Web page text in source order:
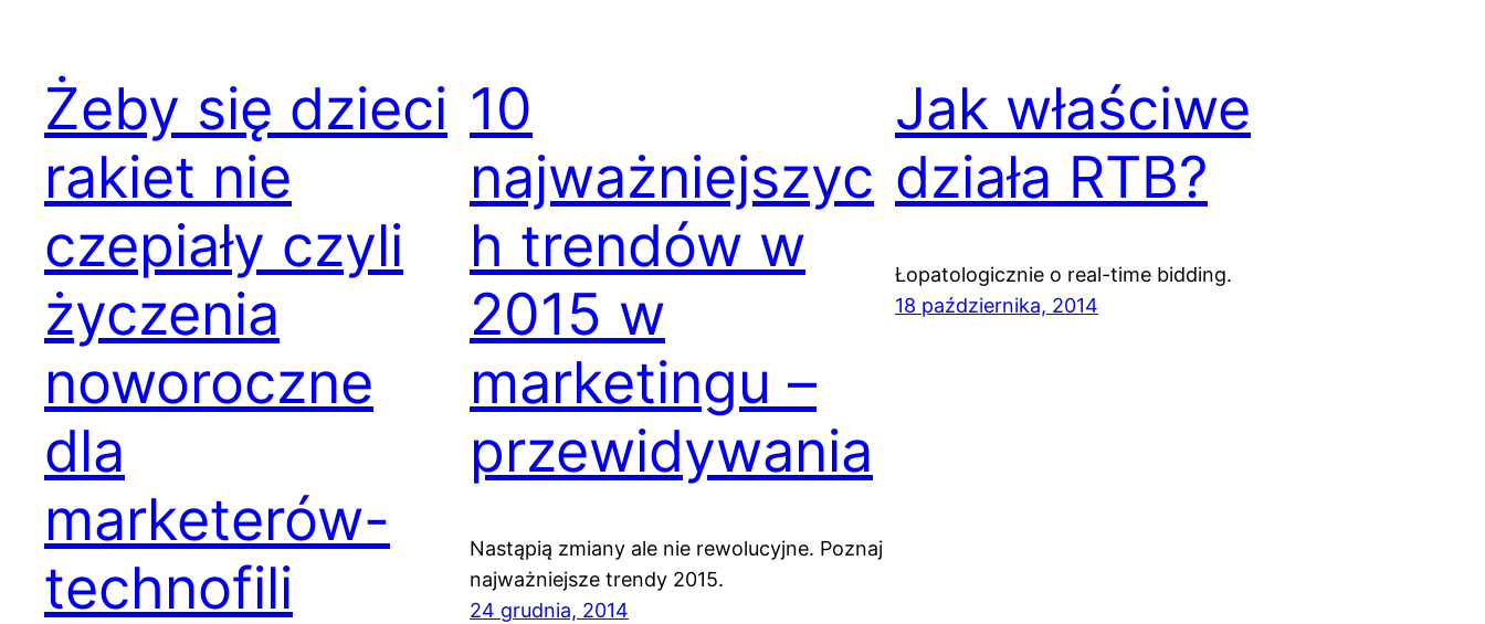
Żeby się dzieci
rakiet nie
czepiały czyli
życzenia
noworoczne
dla
marketerów-
technofili
10
najważniejszyc
h trendów w
2015 w
marketingu –
przewidywania
Nastąpią zmiany ale nie rewolucyjne. Poznaj
najważniejsze trendy 2015.
24 grudnia, 2014
Jak właściwe
działa RTB?
Łopatologicznie o real-time bidding.
18 października, 2014